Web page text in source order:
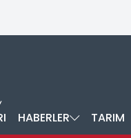
HABERLER TARIM